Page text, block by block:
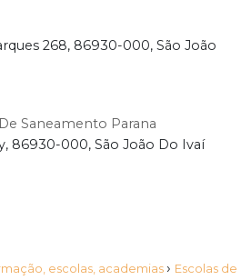
268, 86930-000, São João
Saneamento Parana
86930-000, São João Do Ivaí
escolas, academias › Escolas de